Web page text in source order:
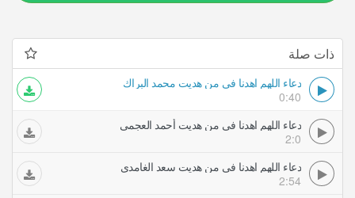
ذات صلة
دعاء اللهم اهدنا في من هديت محمد البراك
0:40
دعاء اللهم اهدنا في من هديت أحمد العجمي
2:0
دعاء اللهم اهدنا في من هديت سعد الغامدي
2:54